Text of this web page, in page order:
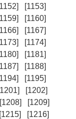
[1153]
[1160]
[1167]
[1174]
[1181]
[1188]
[1195]
[1202]
[1208]
[1209]
[1215]
[1216]